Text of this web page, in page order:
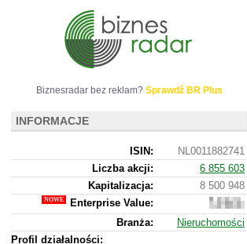
Biznesradar bez reklam? Sprawdź BR Plus
INFORMACJE
ISIN:
NL0011882741
Liczba akcji:
6 855 603
Kapitalizacja:
8 500 948
Enterprise Value:
462
299
Branża:
Nieruchomości
Profil działalności: